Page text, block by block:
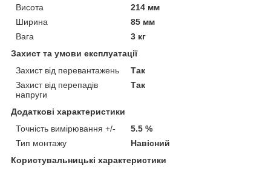
Висота
214 мм
Ширина
85 мм
Вага
3 кг
Захист та умови експлуатації
Захист від перевантажень
Так
Захист від перепадів
напруги
Так
Додаткові характеристики
Точність вимірювання +/-
5.5 %
Тип монтажу
Навісний
Користувальницькі характеристики